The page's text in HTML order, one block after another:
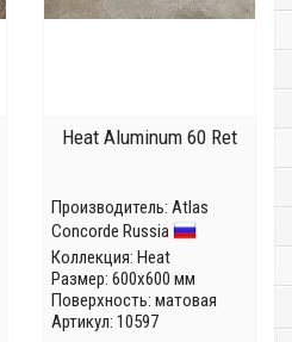
Heat Aluminum 60 Ret
Производитель: Atlas
Concorde Russia
Коллекция: Heat
Размер: 600x600 мм
Поверхность: матовая
Артикул: 10597